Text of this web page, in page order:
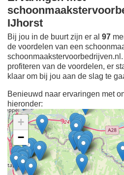
IJhorst
Bij jou in de buurt zijn er al 97
de voordelen van een
schoonmaakstervoorbedrijven.nl.
profiteren van de voordelen, er
klaar om bij jou aan de slag te
Benieuwd naar ervaringen met
hieronder:
Ontdek meer
Schoonmaakster
jou in de buurt
+
−